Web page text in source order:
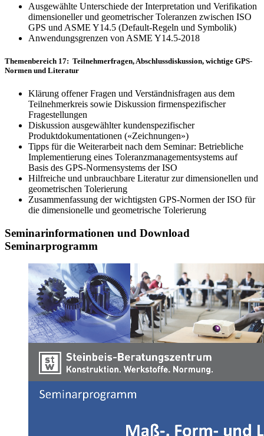
Ausgewählte Unterschiede der Interpretation und Verifikation
dimensioneller und geometrischer Toleran­zen zwischen ISO
GPS und ASME Y14.5 (Default-Regeln und Symbolik)
Anwendungsgrenzen von ASME Y14.5-2018
Themenbereich 17: Teilnehmerfragen, Abschlussdiskussion, wichtige GPS-
Normen und Literatur
Klärung offener Fragen und Verständnisfragen aus dem
Teilnehmerkreis sowie Diskussion firmenspezifi­scher
Fragestellungen
Diskussion ausgewählter kundenspezifischer
Produktdokumentationen («Zeichnungen»)
Tipps für die Weiterarbeit nach dem Seminar: Betriebliche
Implementierung eines Toleranzmanagement­systems auf
Basis des GPS-Normensystems der ISO
Hilfreiche und unbrauchbare Literatur zur dimensionellen und
geometrischen Tolerierung
Zusammenfassung der wichtigsten GPS-Normen der ISO für
die dimensionelle und geometrische Tolerierung
Seminarinformationen und Download
Seminarprogramm